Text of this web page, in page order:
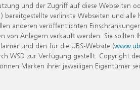
und der Zugriff auf diese Webseiten
verlinkte Webseiten und
anderen veröffentlichten
Anlegern verkauft werden. Sie
und den für die UBS-Website (
zur Verfügung gestellt. Copyright
Marken ihrer jeweiligen Eigentümer